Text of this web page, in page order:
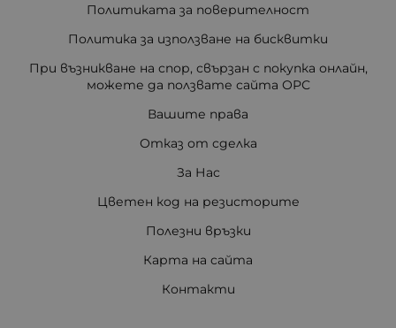
Политиката за поверителност
Политика за използване на бисквитки
При възникване на спор, свързан с покупка онлайн,
можете да ползвате сайта ОРС
Вашите права
Отказ от сделка
За Нас
Цветен код на резисторите
Полезни връзки
Карта на сайта
Контакти